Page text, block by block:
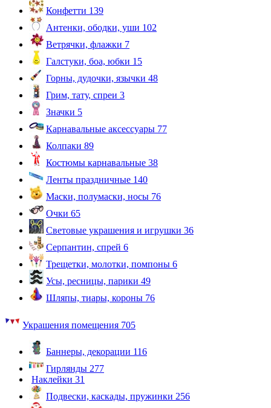
Конфетти 139
Антенки, ободки, уши 102
Ветрячки, флажки 7
Галстуки, боа, юбки 15
Горны, дудочки, язычки 48
Грим, тату, спреи 3
Значки 5
Карнавальные аксессуары 77
Колпаки 89
Костюмы карнавальные 38
Ленты праздничные 140
Маски, полумаски, носы 76
Очки 65
Световые украшения и игрушки 36
Серпантин, спрей 6
Трещетки, молотки, помпоны 6
Усы, ресницы, парики 49
Шляпы, тиары, короны 76
Украшения помещения 705
Баннеры, декорации 116
Гирлянды 277
Наклейки 31
Подвески, каскады, пружинки 256